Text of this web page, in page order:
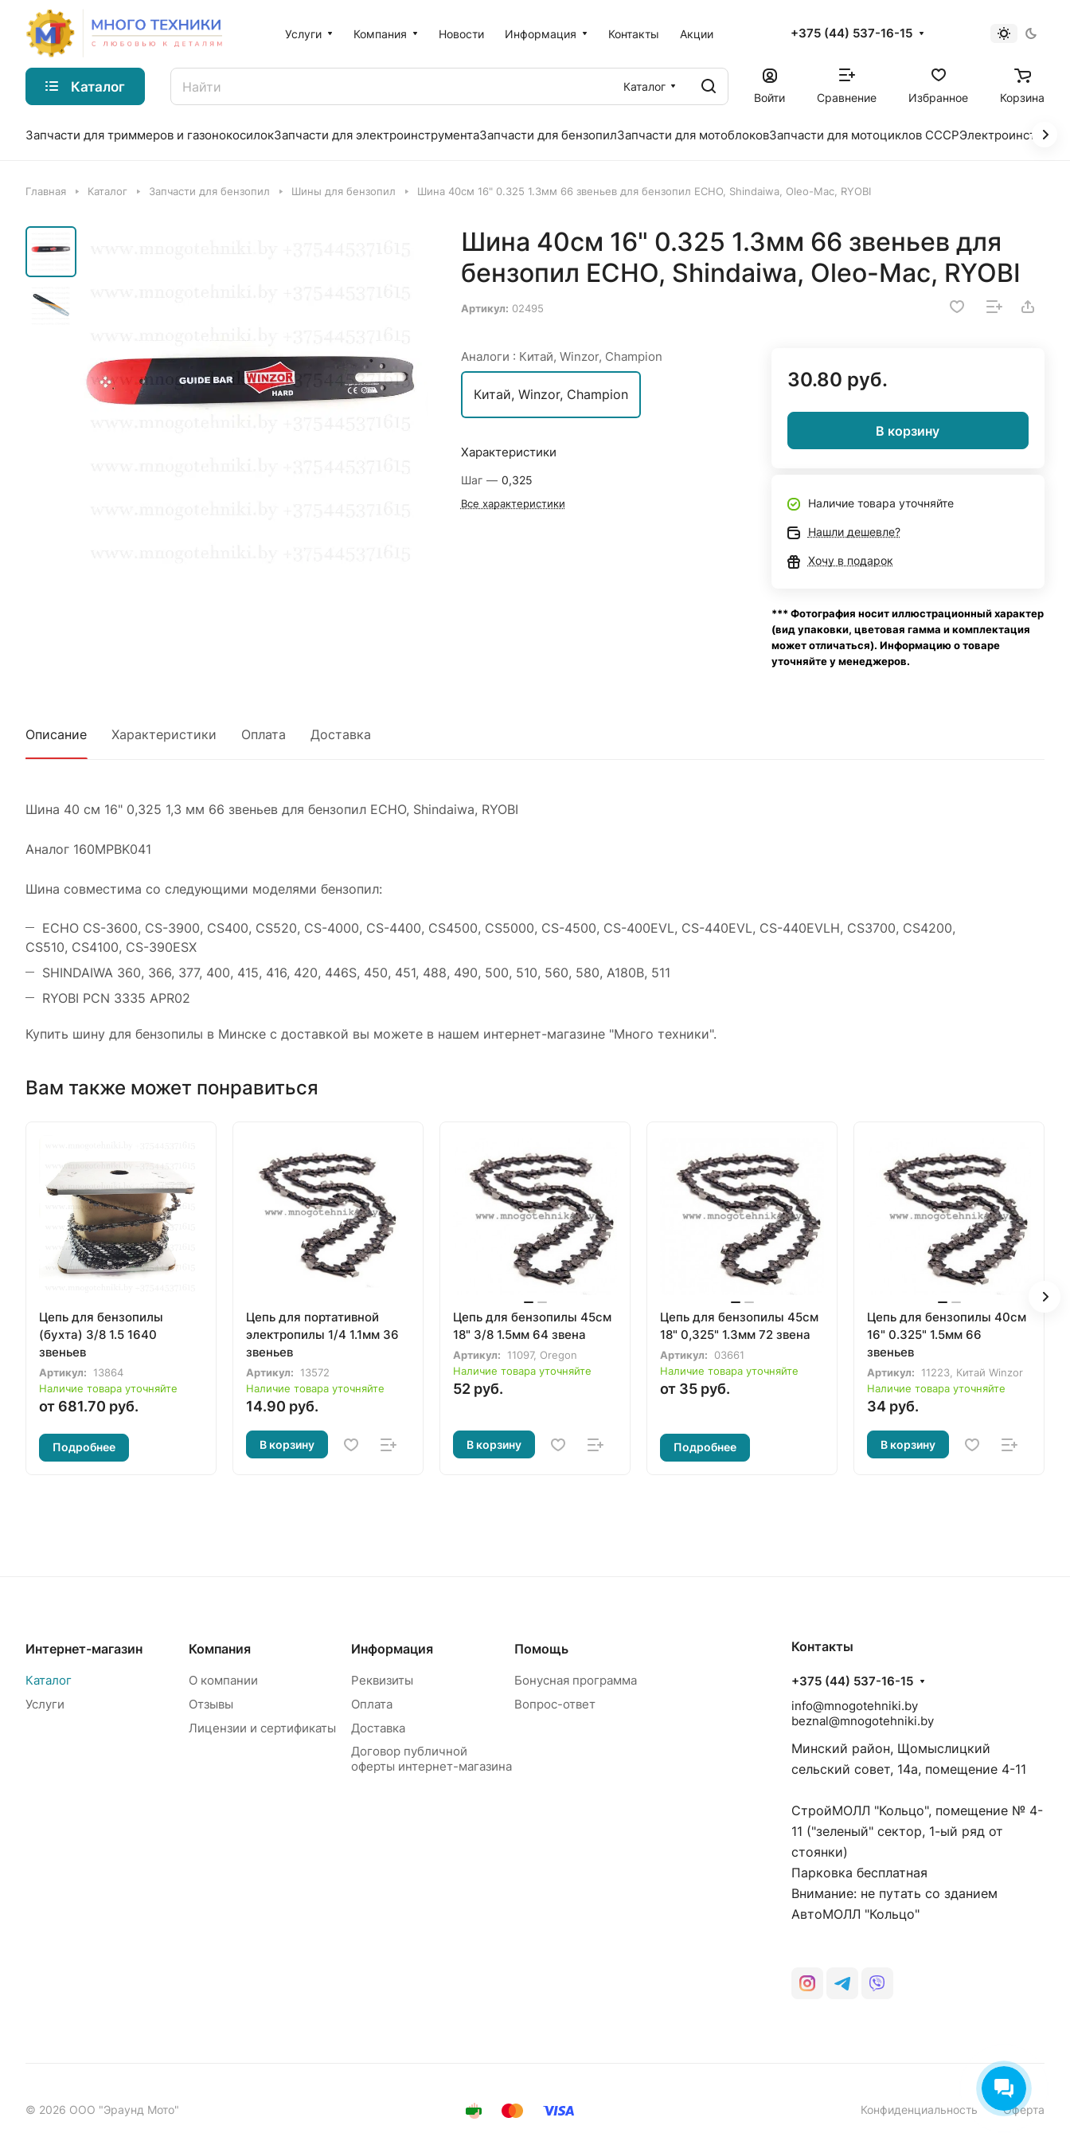
Услуги Компания Новости Информация Контакты Акции +375 (44) 537-16-15
Каталог
Каталог
Войти
Сравнение Избранное Корзина
Запчасти для триммеров и газонокосилокЗапчасти для электроинструментаЗапчасти для бензопилЗапчасти для мотоблоковЗапчасти для мотоциклов СССР
Главная Каталог Запчасти для бензопил Шины для бензопил Шина 40см 16" 0.325 1.3мм 66 звеньев для бензопил ECHO, Shindaiwa, Oleo-Mac, RYOBI
Шина 40см 16" 0.325 1.3мм 66 звеньев для
бензопил ECHO, Shindaiwa, Oleo-Mac, RYOBI
Артикул: 02495
Аналоги : Китай, Winzor, Champion
Китай, Winzor, Champion
Характеристики
Шаг — 0,325
Все характеристики
30.80 руб.
В корзину
Наличие товара уточняйте
Нашли дешевле?
Хочу в подарок
*** Фотография носит иллюстрационный характер
(вид упаковки, цветовая гамма и комплектация
может отличаться). Информацию о товаре
уточняйте у менеджеров.
Описание Характеристики Оплата Доставка
Шина 40 см 16" 0,325 1,3 мм 66 звеньев для бензопил ECHO, Shindaiwa, RYOBI
Аналог 160MPBK041
Шина совместима со следующими моделями бензопил:
ECHO CS-3600, CS-3900, CS400, CS520, CS-4000, CS-4400, CS4500, CS5000, CS-4500, CS-400EVL, CS-440EVL, CS-440EVLH, CS3700, CS4200,
CS510, CS4100, CS-390ESX
SHINDAIWA 360, 366, 377, 400, 415, 416, 420, 446S, 450, 451, 488, 490, 500, 510, 560, 580, A180B, 511
RYOBI PCN 3335 APR02
Купить шину для бензопилы в Минске с доставкой вы можете в нашем интернет-магазине "Много техники".
Вам также может понравиться
Цепь для бензопилы
(бухта) 3/8 1.5 1640
звеньев
Артикул:
13864
Наличие товара уточняйте
от 681.70 руб.
Подробнее
Цепь для портативной
электропилы 1/4 1.1мм 36
звеньев
Артикул:
13572
Наличие товара уточняйте
14.90 руб.
В корзину
Цепь для бензопилы 45см
18" 3/8 1.5мм 64 звена
Артикул:
11097, Oregon
Наличие товара уточняйте
52 руб.
В корзину
Цепь для бензопилы 45см
18" 0,325" 1.3мм 72 звена
Артикул:
03661
Наличие товара уточняйте
от 35 руб.
Подробнее
Цепь для бензопилы 40см
16" 0.325" 1.5мм 66
звеньев
Артикул:
11223, Китай Winzor
Наличие товара уточняйте
34 руб.
В корзину
Интернет-магазин
Каталог
Услуги
Компания
О компании
Отзывы
Лицензии и сертификаты
Информация
Реквизиты
Оплата
Доставка
Договор публичной
оферты интернет-магазина
Помощь
Бонусная программа
Вопрос-ответ
Контакты
+375 (44) 537-16-15
info@mnogotehniki.by
beznal@mnogotehniki.by
Минский район, Щомыслицкий
сельский совет, 14а, помещение 4-11
СтройМОЛЛ "Кольцо", помещение № 4-
11 ("зеленый" сектор, 1-ый ряд от
стоянки)
Парковка бесплатная
Внимание: не путать со зданием
АвтоМОЛЛ "Кольцо"
© 2026 ООО "Эраунд Мото" Конфиденциальность Оферта